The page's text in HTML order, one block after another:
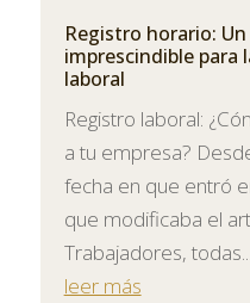
Registro horario:
imprescindible para
laboral
Registro laboral:
a tu empresa?
fecha en que entró
que modificaba el
Trabajadores, todas...
leer más